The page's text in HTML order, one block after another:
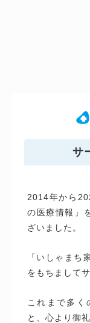
サ
2014年から
の医療情報」
ざいました。
「いしゃまち
をもちまして
これまで多く
と、心より御